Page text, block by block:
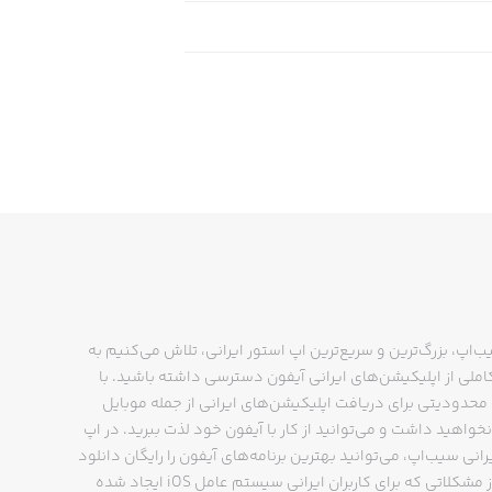
بزرگ‌ترین و سریع‌ترین اپ استور ایرانی، تلاش می‌کنیم به
از اپلیکیشن‌های ایرانی آیفون دسترسی داشته باشید. با
برای دریافت اپلیکیشن‌های ایرانی از جمله موبایل
داشت و می‌توانید از کار با آیفون خود لذت ببرید. در اپ
سیب‌اپ، می‌توانید بهترین برنامه‌های آیفون را رایگان دانلود
کنید و از مشکلاتی که برای کاربران ایرانی سیستم عامل iOS ایجاد شده